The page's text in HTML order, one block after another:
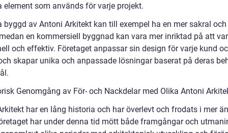
element som används för varje projekt.
byggd av Antoni Arkitekt kan till exempel ha en mer sakral
en kommersiell byggnad kan vara mer inriktad på att
och effektiv. Företaget anpassar sin design för varje kund
skapar unika och anpassade lösningar baserat på deras
Genomgång av För- och Nackdelar med Olika Antoni
har en lång historia och har överlevt och frodats i mer
har under denna tid mött både framgångar och